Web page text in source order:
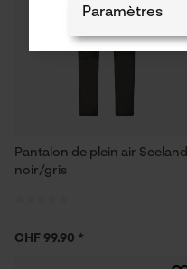
Pantalon de plein air Seeland
noir/gris
CHF 99.90 *
Paramètres